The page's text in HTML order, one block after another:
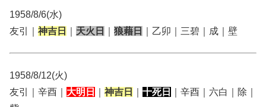
1958/8/6(水)
友引｜ 神吉日 天火日 狼藉日 ｜乙卯｜三碧｜成｜壁
1958/8/12(火)
友引｜辛酉｜ 大明日 神吉日 十死日
｜辛酉｜六白｜除｜